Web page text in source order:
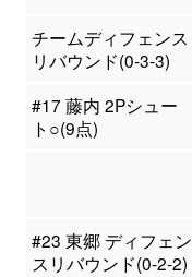
チームディフェンス
リバウンド(0-3-3)
#17 藤内 2Pシュー
ト○(9点)
#23 東郷 ディフェン
スリバウンド(0-2-2)